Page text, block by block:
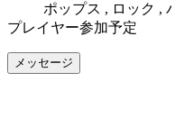
ポップス , ロック ,
プレイヤー参加予定
メッセージ